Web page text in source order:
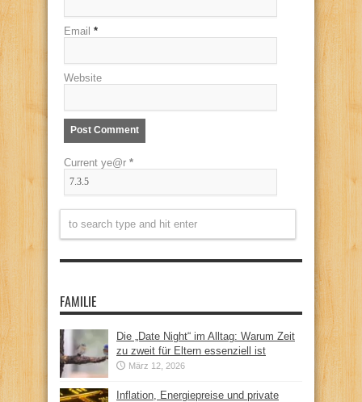
Email *
Website
Current ye@r *
FAMILIE
Die „Date Night“ im Alltag: Warum Zeit
zu zweit für Eltern essenziell ist
März 12, 2026
Inflation, Energiepreise und private